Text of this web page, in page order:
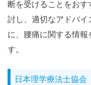
断を受けることをお
討し、適切なアドバ
に、腰痛に関する情
す。
日本理学療法士協会